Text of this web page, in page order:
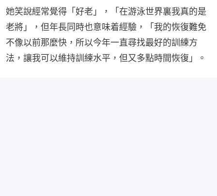
她笑說經常覺得「好老」，「在游泳世界裏我真的是
老將」，但年長同時也意味着經驗，「我的恢復難免
不像以前那麼快，所以今年一直尋找最好的訓練方
法，讓我可以維持訓練水平，但又多點時間恢復」。